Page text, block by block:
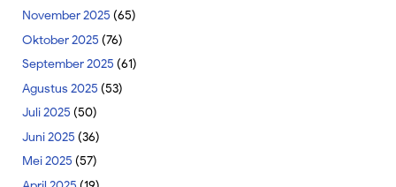
November 2025 (65)
Oktober 2025 (76)
September 2025 (61)
Agustus 2025 (53)
Juli 2025 (50)
Juni 2025 (36)
Mei 2025 (57)